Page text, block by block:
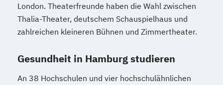
London. Theaterfreunde haben die Wahl zwischen
Thalia-Theater, deutschem Schauspielhaus und
zahlreichen kleineren Bühnen und Zimmertheater.
Gesundheit in Hamburg studieren
An 38 Hochschulen und vier hochschulähnlichen